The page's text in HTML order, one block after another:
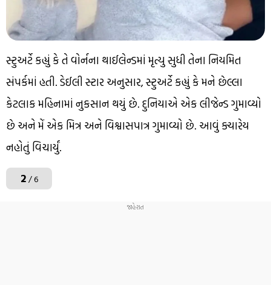
સ્ટુઅર્ટે કહ્યું કે તે વોર્નના થાઈલેન્ડમાં મૃત્યુ સુધી તેના નિયમિત
સંપર્કમાં હતી. ડેઈલી સ્ટાર અનુસાર, સ્ટુઅર્ટે કહ્યું કે મને છેલ્લા
કેટલાક મહિનામાં નુકસાન થયું છે. દુનિયાએ એક લીજેન્ડ ગુમાવ્યો
છે અને મેં એક મિત્ર અને વિશ્વાસપાત્ર ગુમાવ્યો છે. આવું ક્યારેય
નહોતું વિચાર્યું.
2/ 6